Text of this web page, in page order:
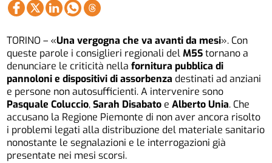
TORINO – «Una vergogna che va avanti da mesi». Con
queste parole i consiglieri regionali delM5Stornano a
denunciare le criticità nellafornitura pubblica di
pannoloni e dispositivi di assorbenza destinati ad anziani
e persone non autosufficienti. A intervenire sono
Pasquale Coluccio,Sarah Disabato eAlberto Unia. Che
accusano la Regione Piemonte di non aver ancora risolto
i problemi legati alla distribuzione del materiale sanitario
nonostante le segnalazioni e le interrogazioni già
presentate nei mesi scorsi.